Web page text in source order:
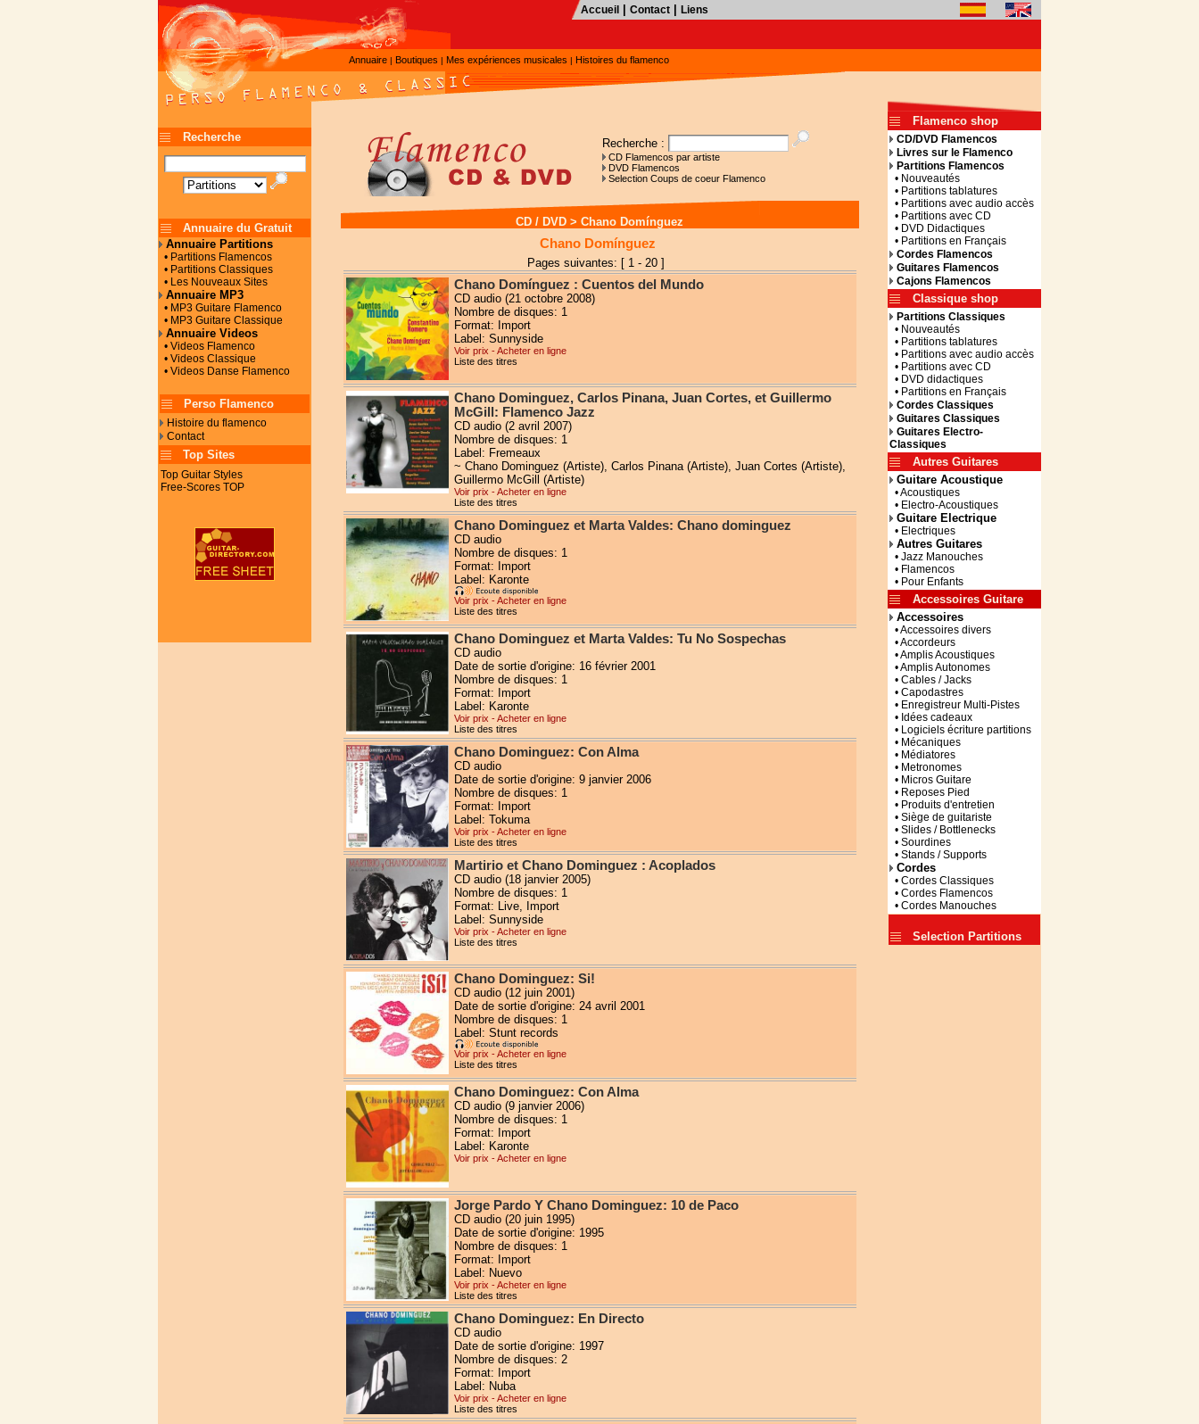
Accueil Contact Liens
Annuaire | Boutiques | Mes expériences musicales | Histoires du flamenco
Recherche
Annuaire du Gratuit
Annuaire Partitions
• Partitions Flamencos
• Partitions Classiques
• Les Nouveaux Sites
Annuaire MP3
• MP3 Guitare Flamenco
• MP3 Guitare Classique
Annuaire Videos
• Videos Flamenco
• Videos Classique
• Videos Danse Flamenco
Perso Flamenco
Histoire du flamenco
Contact
Top Sites
Top Guitar Styles
Free-Scores TOP
Recherche :
CD Flamencos par artiste
DVD Flamencos
Selection Coups de coeur Flamenco
CD / DVD > Chano Domínguez
Chano Domínguez
Pages suivantes: [ 1 - 20 ]
Chano Domínguez : Cuentos del Mundo
CD audio (21 octobre 2008)
Nombre de disques: 1
Format: Import
Label: Sunnyside
Voir prix - Acheter en ligne
Liste des titres
Chano Dominguez, Carlos Pinana, Juan Cortes, et Guillermo
McGill: Flamenco Jazz
CD audio (2 avril 2007)
Nombre de disques: 1
Label: Fremeaux
~ Chano Dominguez (Artiste), Carlos Pinana (Artiste), Juan Cortes (Artiste),
Guillermo McGill (Artiste)
Voir prix - Acheter en ligne
Liste des titres
Chano Dominguez et Marta Valdes: Chano dominguez
CD audio
Nombre de disques: 1
Format: Import
Label: Karonte
Voir prix - Acheter en ligne
Liste des titres
Chano Dominguez et Marta Valdes: Tu No Sospechas
CD audio
Date de sortie d'origine: 16 février 2001
Nombre de disques: 1
Format: Import
Label: Karonte
Voir prix - Acheter en ligne
Liste des titres
Chano Dominguez: Con Alma
CD audio
Date de sortie d'origine: 9 janvier 2006
Nombre de disques: 1
Format: Import
Label: Tokuma
Voir prix - Acheter en ligne
Liste des titres
Martirio et Chano Dominguez : Acoplados
CD audio (18 janvier 2005)
Nombre de disques: 1
Format: Live, Import
Label: Sunnyside
Voir prix - Acheter en ligne
Liste des titres
Chano Dominguez: Si!
CD audio (12 juin 2001)
Date de sortie d'origine: 24 avril 2001
Nombre de disques: 1
Label: Stunt records
Voir prix - Acheter en ligne
Liste des titres
Chano Dominguez: Con Alma
CD audio (9 janvier 2006)
Nombre de disques: 1
Format: Import
Label: Karonte
Voir prix - Acheter en ligne
Jorge Pardo Y Chano Dominguez: 10 de Paco
CD audio (20 juin 1995)
Date de sortie d'origine: 1995
Nombre de disques: 1
Format: Import
Label: Nuevo
Voir prix - Acheter en ligne
Liste des titres
Chano Dominguez: En Directo
CD audio
Date de sortie d'origine: 1997
Nombre de disques: 2
Format: Import
Label: Nuba
Voir prix - Acheter en ligne
Liste des titres
Flamenco shop
CD/DVD Flamencos
Livres sur le Flamenco
Partitions Flamencos
• Nouveautés
• Partitions tablatures
• Partitions avec audio accès
• Partitions avec CD
• DVD Didactiques
• Partitions en Français
Cordes Flamencos
Guitares Flamencos
Cajons Flamencos
Classique shop
Partitions Classiques
• Nouveautés
• Partitions tablatures
• Partitions avec audio accès
• Partitions avec CD
• DVD didactiques
• Partitions en Français
Cordes Classiques
Guitares Classiques
Guitares Electro-
Classiques
Autres Guitares
Guitare Acoustique
• Acoustiques
• Electro-Acoustiques
Guitare Electrique
• Electriques
Autres Guitares
• Jazz Manouches
• Flamencos
• Pour Enfants
Accessoires Guitare
Accessoires
• Accessoires divers
• Accordeurs
• Amplis Acoustiques
• Amplis Autonomes
• Cables / Jacks
• Capodastres
• Enregistreur Multi-Pistes
• Idées cadeaux
• Logiciels écriture partitions
• Mécaniques
• Médiatores
• Metronomes
• Micros Guitare
• Reposes Pied
• Produits d'entretien
• Siège de guitariste
• Slides / Bottlenecks
• Sourdines
• Stands / Supports
Cordes
• Cordes Classiques
• Cordes Flamencos
• Cordes Manouches
Selection Partitions